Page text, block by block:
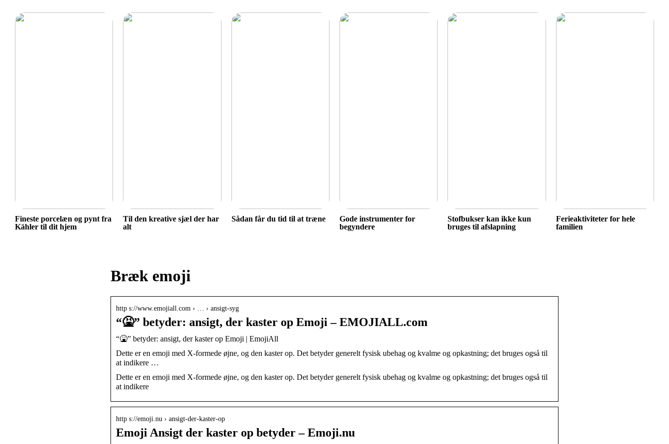
Fineste porcelæn og pynt fra
Kähler til dit hjem
Til den kreative sjæl der har
alt
Sådan får du tid til at træne
Gode instrumenter for
begyndere
Stofbukser kan ikke kun
bruges til afslapning
Ferieaktiviteter for hele
familien
Bræk emoji
http s://www.emojiall.com › … › ansigt-syg
“🤮” betyder: ansigt, der kaster op Emoji – EMOJIALL.com
“🤮” betyder: ansigt, der kaster op Emoji | EmojiAll
Dette er en emoji med X-formede øjne, og den kaster op. Det betyder generelt fysisk ubehag og kvalme og opkastning; det bruges også til
at indikere …
Dette er en emoji med X-formede øjne, og den kaster op. Det betyder generelt fysisk ubehag og kvalme og opkastning; det bruges også til
at indikere
http s://emoji.nu › ansigt-der-kaster-op
Emoji Ansigt der kaster op betyder – Emoji.nu